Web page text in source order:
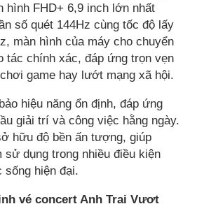
FHD+ 6,9 inch lớn nhất
số quét 144Hz cùng tốc độ lấy
màn hình của máy cho chuyển
tác chính xác, đáp ứng trọn vẹn
game hay lướt mạng xã hội.
hiệu năng ổn định, đáp ứng
giải trí và công việc hằng ngày.
hữu độ bền ấn tượng, giúp
sử dụng trong nhiều điều kiện
sống hiện đại.
vé concert Anh Trai Vượt